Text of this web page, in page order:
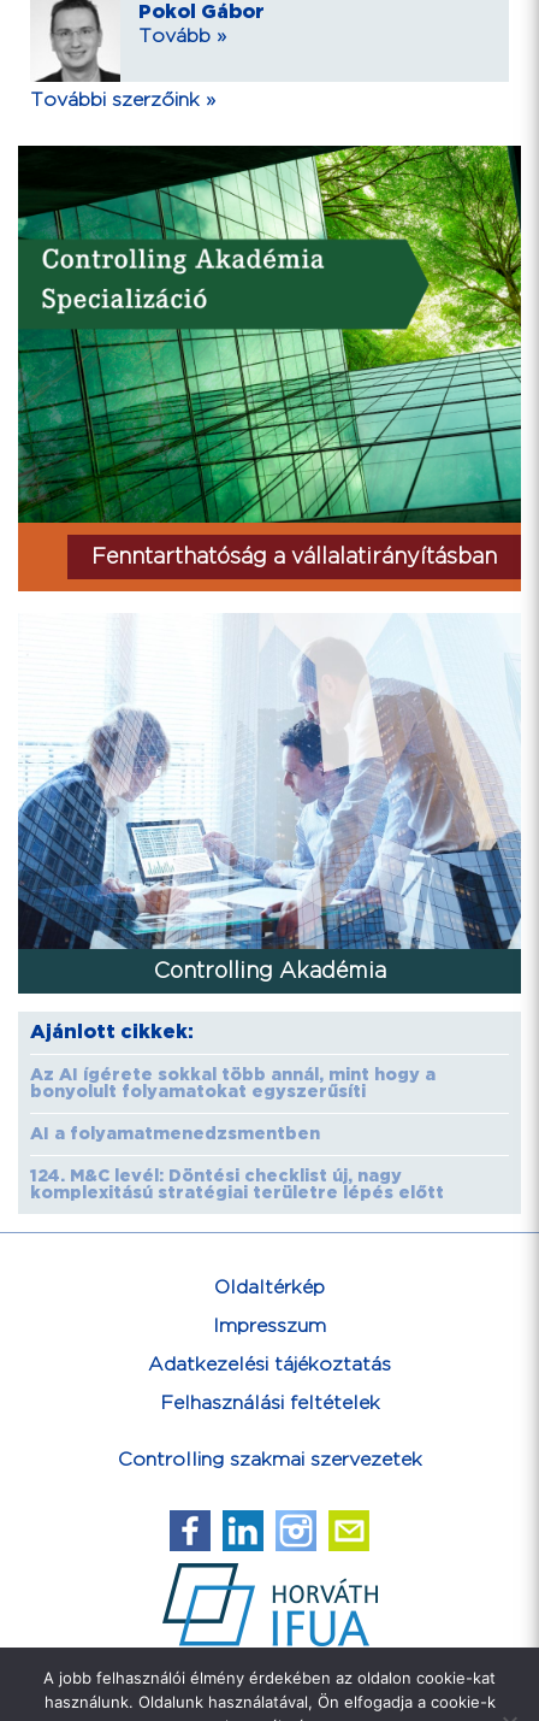
Pokol Gábor
Tovább »
További szerzőink »
Fenntarthatóság a vállalatirányításban
Controlling Akadémia
Ajánlott cikkek:
Az AI ígérete sokkal több annál, mint hogy a
bonyolult folyamatokat egyszerűsíti
AI a folyamatmenedzsmentben
124. M&C levél: Döntési checklist új, nagy
komplexitású stratégiai területre lépés előtt
Oldaltérkép
Impresszum
Adatkezelési tájékoztatás
Felhasználási feltételek
Controlling szakmai szervezetek
Feliratkozás hírlevélre
A jobb felhasználói élmény érdekében az oldalon cookie-kat
használunk. Oldalunk használatával, Ön elfogadja a cookie-k